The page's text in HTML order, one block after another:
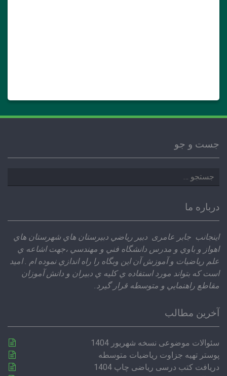
جست و جو
جستجو
برای:
درباره ما
اينجانب جابر عامری دبير رياضي دبيرستان هاي شهرستان هاي
اهواز و باوي و مدرس دانشگاه فني و مهندسي ،‌جهت اشاعه ي
علم رياضيات و آموزش آن اين وبگاه را راه اندازي نموده ام . اميد
است كه بتواند مورد استفاده ي كليه ي دبيران و دانش آموزان
مقاطع راهنمايي و متوسطه قرار گيرد.
آخرین مطالب
سئوالات موضوعی نسخه شهریور 1404
پوستر تهیه جزاوت ریاضیات متوسطه
دریافت کتب درسی ریاضی چاپ 1404